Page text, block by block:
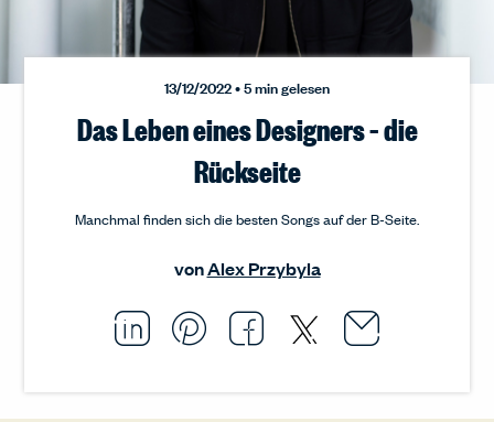
13/12/2022 • 5 min gelesen
Das Leben eines Designers – die
Rückseite
Manchmal finden sich die besten Songs auf der B-Seite.
vonAlex Przybyla
Share this article on
Opens in a new
Pin this article on
Opens in a new
Share this
Opens in a
Share this
Opens in
Email
Opens